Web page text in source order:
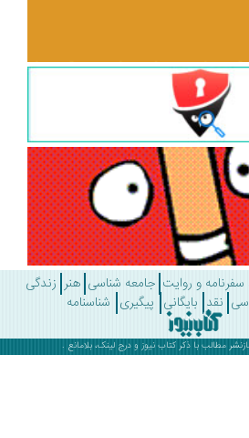
و روایت جامعه شناسی هنر زندگی
بایگانی پیگیری شناسنامه
با ذکرکتاب نیوز و درج لینک، بلامانع .